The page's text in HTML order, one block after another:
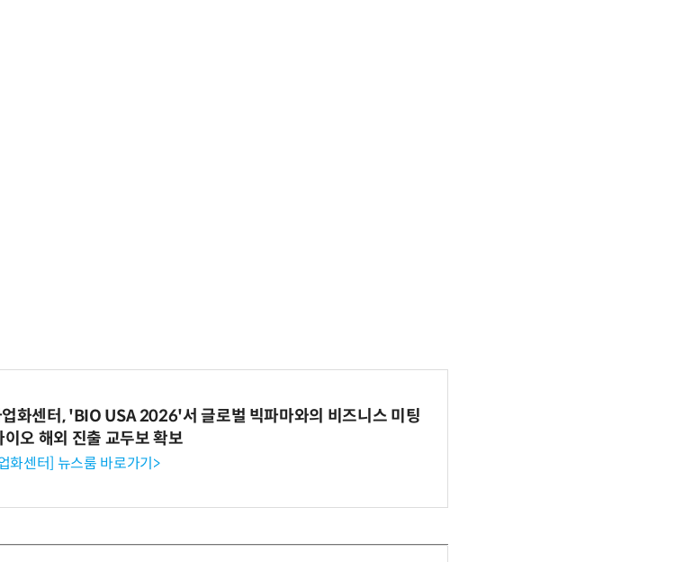
화센터, 'BIO USA 2026'서 글로벌 빅파마와의 비즈니스 미팅
오 해외 진출 교두보 확보
화센터] 뉴스룸 바로가기>